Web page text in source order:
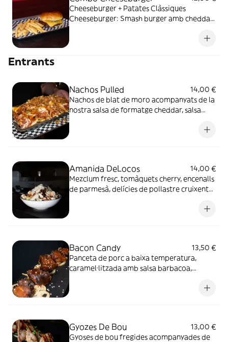
Cheeseburger + Patates Clàssiques
Cheeseburger: Smash burger amb cheddar,
Entrants
Nachos Pulled
14,00 €
Nachos de blat de moro acompanyats de la
nostra salsa de formatge cheddar, salsa
ratllat, ceba fregida i cibulet. Aquest plat
Amanida DeLocos
14,00 €
Mezclum fresc, tomàquets cherry, encenalls
de parmesà, delícies de pollastre cruixents,
Bacon Candy
13,50 €
Panceta de porc a baixa temperatura,
caramel·litzada amb salsa barbacoa,
Gyozes De Bou
13,00 €
Gyoses de bou fregides acompanyades de